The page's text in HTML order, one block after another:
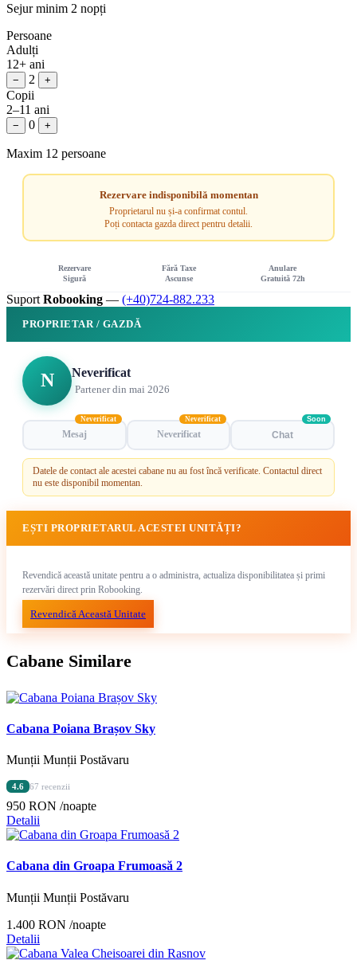
Sejur minim 2 nopți
Persoane
Adulți
12+ ani
− 2 +
Copii
2–11 ani
− 0 +
Maxim 12 persoane
Rezervare indisponibilă momentan
Proprietarul nu și-a confirmat contul.
Poți contacta gazda direct pentru detalii.
Rezervare
Sigură
Fără Taxe
Ascunse
Anulare
Gratuită 72h
Suport Robooking — (+40)724-882.233
PROPRIETAR / GAZDĂ
N Neverificat
Partener din mai 2026
Mesaj
Neverificat
Neverificat
Neverificat
Chat
Soon
Datele de contact ale acestei cabane nu au fost încă verificate. Contactul direct
nu este disponibil momentan.
EȘTI PROPRIETARUL ACESTEI UNITĂȚI?
Revendică această unitate pentru a o administra, actualiza disponibilitatea și primi
rezervări direct prin Robooking.
Revendică Această Unitate
Cabane Similare
Cabana Poiana Brașov Sky
Munții Munții Postăvaru
4.6 67 recenzii
950 RON /noapte
Detalii
Cabana din Groapa Frumoasă 2
Munții Munții Postăvaru
1.400 RON /noapte
Detalii